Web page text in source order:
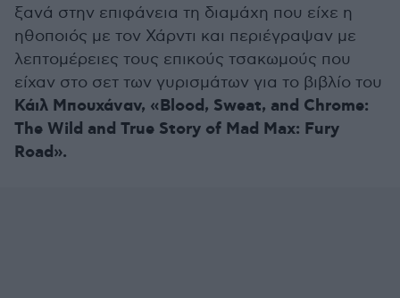
ξανά στην επιφάνεια τη διαμάχη που είχε η
ηθοποιός με τον Χάρντι και περιέγραψαν με
λεπτομέρειες τους επικούς τσακωμούς που
είχαν στο σετ των γυρισμάτων για το βιβλίο του
Κάιλ Μπουχάναν, «Blood, Sweat, and Chrome:
The Wild and True Story of Mad Max: Fury
Road».